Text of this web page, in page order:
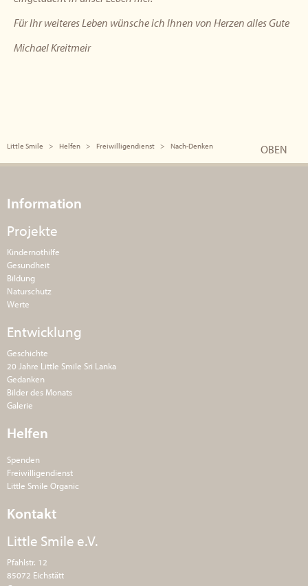
Für Ihr weiteres Leben wünsche ich Ihnen von Herzen alles Gute
Michael Kreitmeir
Little Smile Helfen Freiwilligendienst Nach-Denken OBEN
Information
Projekte
Kindernothilfe
Gesundheit
Bildung
Naturschutz
Werte
Entwicklung
Geschichte
20 Jahre Little Smile Sri Lanka
Gedanken
Bilder des Monats
Galerie
Helfen
Spenden
Freiwilligendienst
Little Smile Organic
Kontakt
Little Smile e.V.
Pfahlstr. 12
85072 Eichstätt